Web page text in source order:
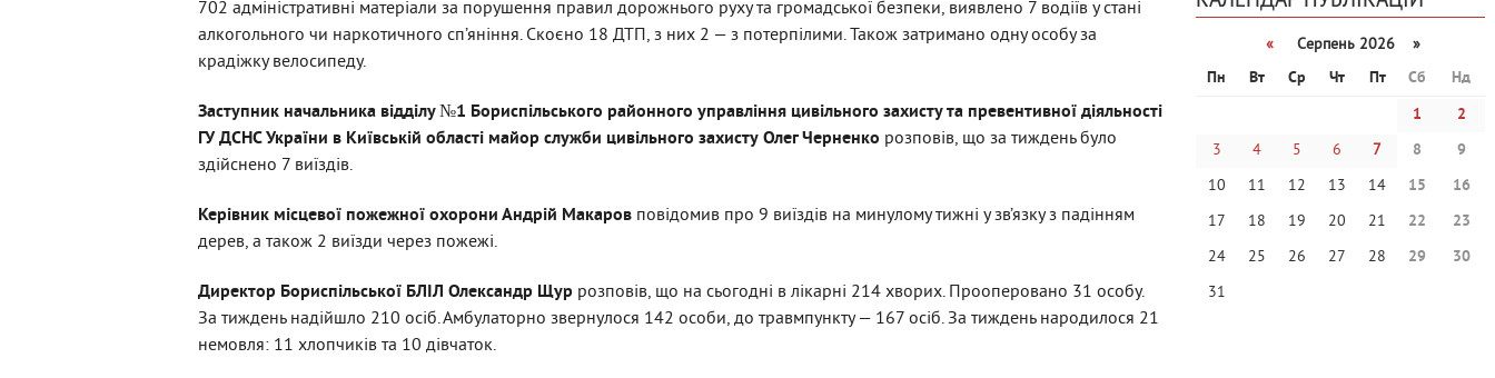
702 адміністративні матеріали за порушення правил дорожнього руху та громадської безпеки, виявлено 7 водіїв у стані
алкогольного чи наркотичного сп’яніння. Скоєно 18 ДТП, з них 2 — з потерпілими. Також затримано одну особу за
крадіжку велосипеду.
Заступник начальника відділу №1 Бориспільського районного управління цивільного захисту та превентивної діяльності
ГУ ДСНС України в Київській області майор служби цивільного захисту Олег Черненко розповів, що за тиждень було
здійснено 7 виїздів.
Керівник місцевої пожежної охорони Андрій Макаров повідомив про 9 виїздів на минулому тижні у зв’язку з падінням
дерев, а також 2 виїзди через пожежі.
Директор Бориспільської БЛІЛ Олександр Щур розповів, що на сьогодні в лікарні 214 хворих. Прооперовано 31 особу.
За тиждень надійшло 210 осіб. Амбулаторно звернулося 142 особи, до травмпункту — 167 осіб. За тиждень народилося 21
немовля: 11 хлопчиків та 10 дівчаток.
«
Серпень 2026 »
Пн
Вт Ср Чт Пт Сб
Нд
1
2
3
4 5 6 7 8
9
10
11 12 13 14 15
16
17
18 19 20 21 22
23
24
25 26 27 28 29
30
31